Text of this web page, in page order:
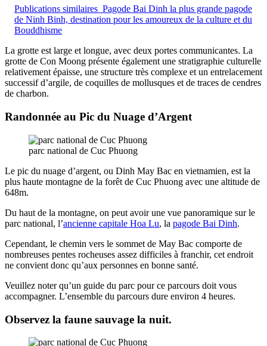
Publications similaires Pagode Bai Dinh la plus grande pagode
de Ninh Binh, destination pour les amoureux de la culture et du
Bouddhisme
La grotte est large et longue, avec deux portes communicantes. La
grotte de Con Moong présente également une stratigraphie culturelle
relativement épaisse, une structure très complexe et un entrelacement
successif d’argile, de coquilles de mollusques et de traces de cendres
de charbon.
Randonnée au Pic du Nuage d’Argent
parc national de Cuc Phuong
Le pic du nuage d’argent, ou Dinh May Bac en vietnamien, est la
plus haute montagne de la forêt de Cuc Phuong avec une altitude de
648m.
Du haut de la montagne, on peut avoir une vue panoramique sur le
parc national, l’ancienne capitale Hoa Lu, la pagode Bai Dinh.
Cependant, le chemin vers le sommet de May Bac comporte de
nombreuses pentes rocheuses assez difficiles à franchir, cet endroit
ne convient donc qu’aux personnes en bonne santé.
Veuillez noter qu’un guide du parc pour ce parcours doit vous
accompagner. L’ensemble du parcours dure environ 4 heures.
Observez la faune sauvage la nuit.